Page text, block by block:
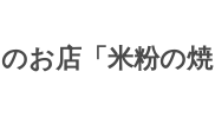
お店「米粉の